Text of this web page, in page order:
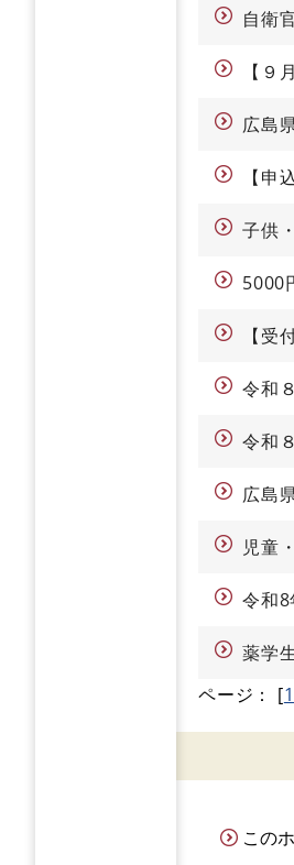
自衛
【９
広島
【申
子供
5000
【受
令和
令和
広島
児童
令和
薬学
ページ：
[1
この